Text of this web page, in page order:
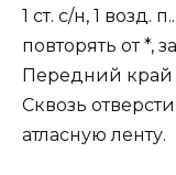
1 ст. с/н, 1 возд.
повторять от *,
Передний
Сквозь
атласную ленту.